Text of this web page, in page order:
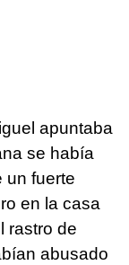
apuntaba
se había
un fuerte
en la casa
rastro de
abusado